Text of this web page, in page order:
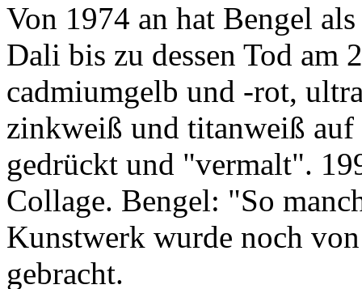
Von 1974 an hat Bengel
Dali bis zu dessen Tod am
cadmiumgelb und -rot,
zinkweiß und titanweiß
gedrückt und "vermalt".
Collage. Bengel: "So
Kunstwerk wurde noch
gebracht.